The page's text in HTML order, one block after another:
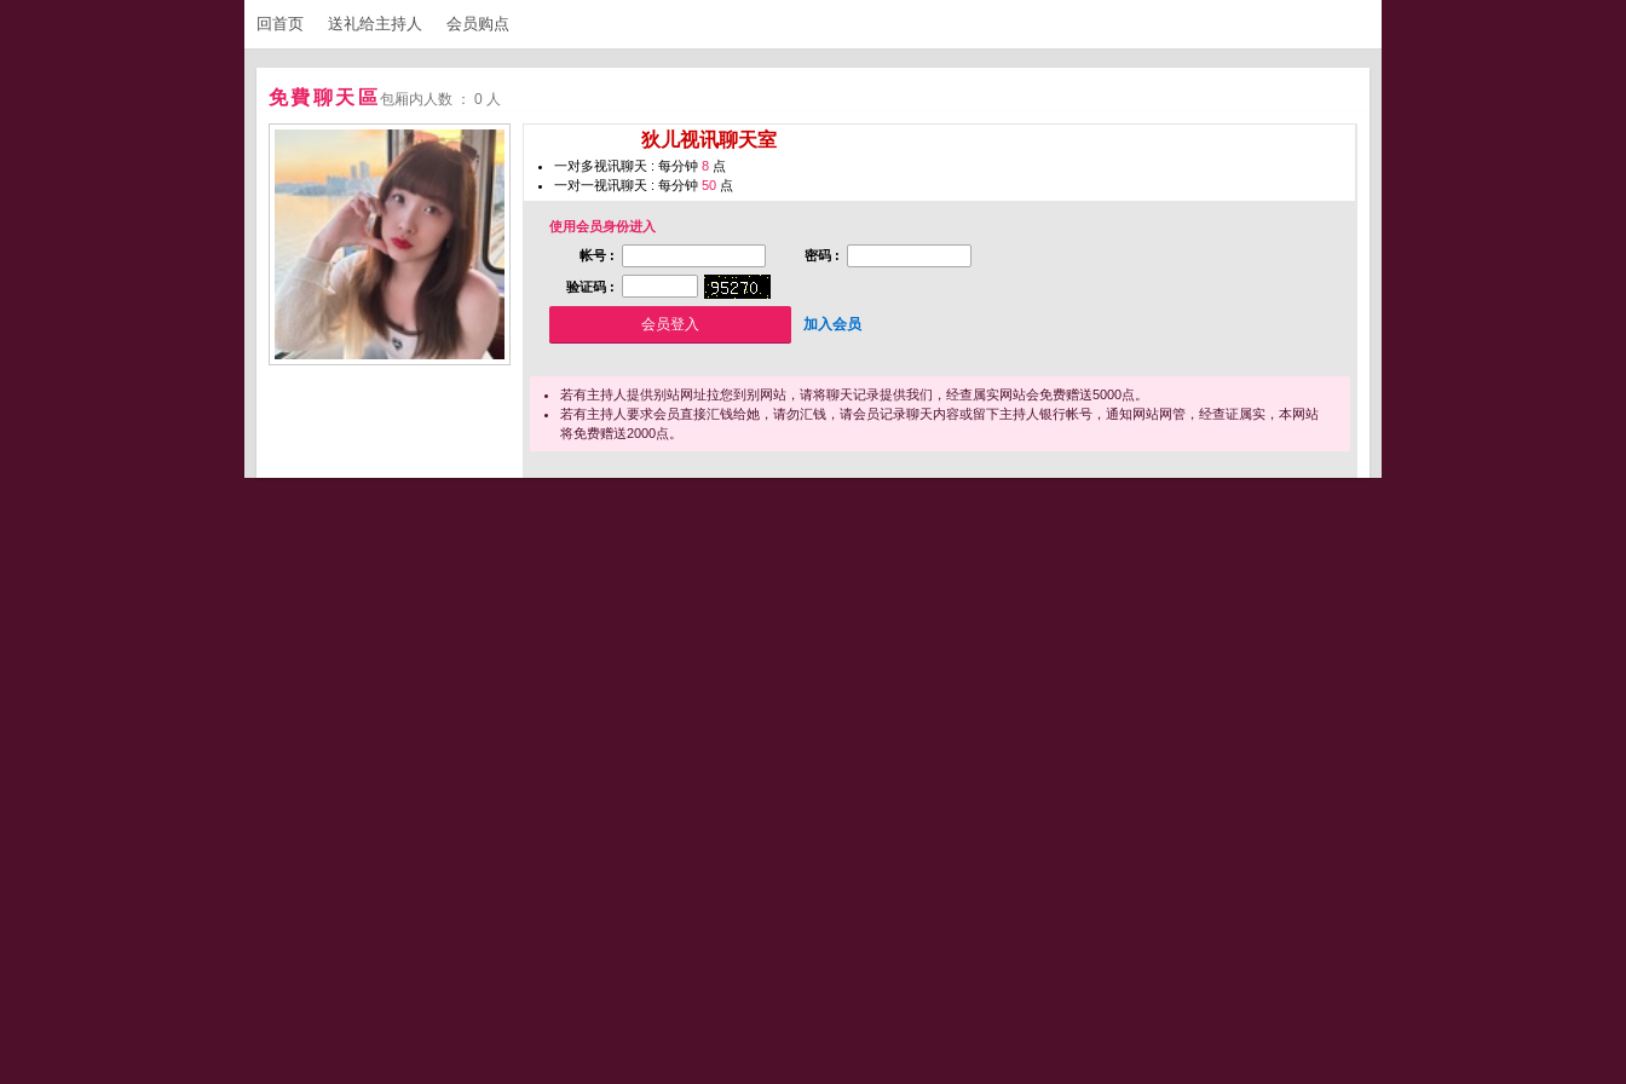
回首页 送礼给主持人 会员购点
免費聊天區包厢内人数 ： 0 人
狄儿视讯聊天室
一对多视讯聊天 : 每分钟 8 点
一对一视讯聊天 : 每分钟 50 点
使用会员身份进入
帐号 :
密码 :
验证码 :
加入会员
若有主持人提供别站网址拉您到别网站，请将聊天记录提供我们，经查属实网站会免费赠送5000点。
若有主持人要求会员直接汇钱给她，请勿汇钱，请会员记录聊天内容或留下主持人银行帐号，通知网站网管，经查证属实，本网站
将免费赠送2000点。